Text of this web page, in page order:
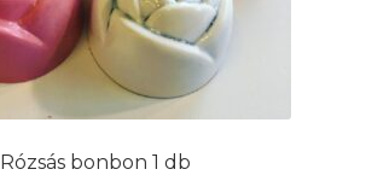
Rózsás bonbon 1 db